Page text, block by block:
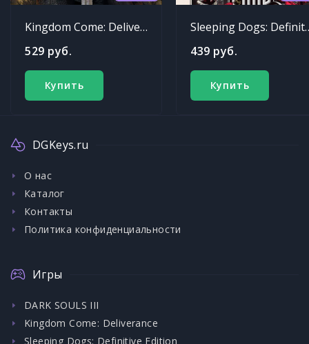
Kingdom Come: Deliverance
529 руб.
Купить
Sleeping
439 руб.
Купить
DGKeys.ru
О нас
Каталог
Контакты
Политика конфиденциальности
Игры
DARK SOULS III
Kingdom Come: Deliverance
Sleeping Dogs: Definitive Edition